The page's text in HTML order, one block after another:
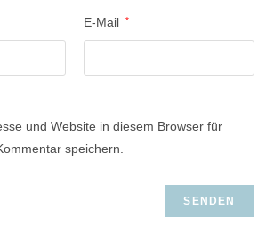
E-Mail *
und Website in diesem Browser für
speichern.